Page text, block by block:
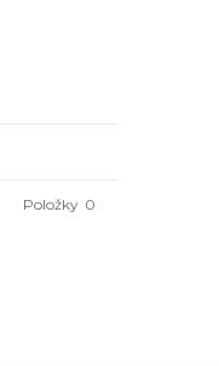
0
Položky